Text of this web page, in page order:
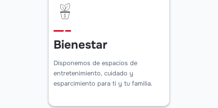
Bienestar
Disponemos de espacios de
entretenimiento, cuidado y
esparcimiento para ti y tu familia.